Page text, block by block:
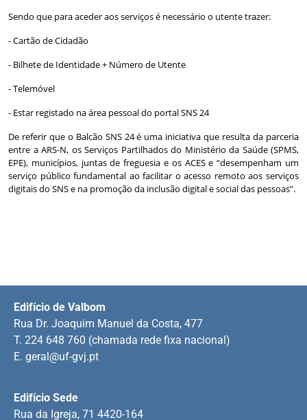
Sendo que para aceder aos serviços é necessário o utente trazer:
- Cartão de Cidadão
- Bilhete de Identidade + Número de Utente
- Telemóvel
- Estar registado na área pessoal do portal SNS 24
De referir que o Balcão SNS 24 é uma iniciativa que resulta da parceria
entre a ARS-N, os Serviços Partilhados do Ministério da Saúde (SPMS,
EPE), municípios, juntas de freguesia e os ACES e “desempenham um
serviço público fundamental ao facilitar o acesso remoto aos serviços
digitais do SNS e na promoção da inclusão digital e social das pessoas”.
Edifício Sede
Rua da Igreja, 71 4420-164
Edifício de Valbom
Rua Dr. Joaquim Manuel da Costa, 477
T. 224 648 760 (chamada rede fixa nacional)
E. geral@uf-gvj.pt